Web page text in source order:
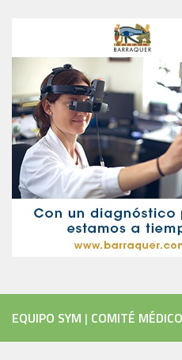
EQUIPO SYM | COMITÉ MÉDICO